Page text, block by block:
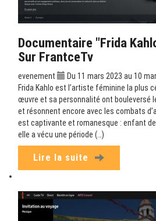
Documentaire "Frida
Sur FrantceTv
evenement
Du 11 mars 2023 au 10
Frida Kahlo est l’artiste féminine la plus
œuvre et sa personnalité ont bouleversé
et résonnent encore avec les combats
est captivante et romanesque : enfant
elle a vécu une période (…)
Lire la suite